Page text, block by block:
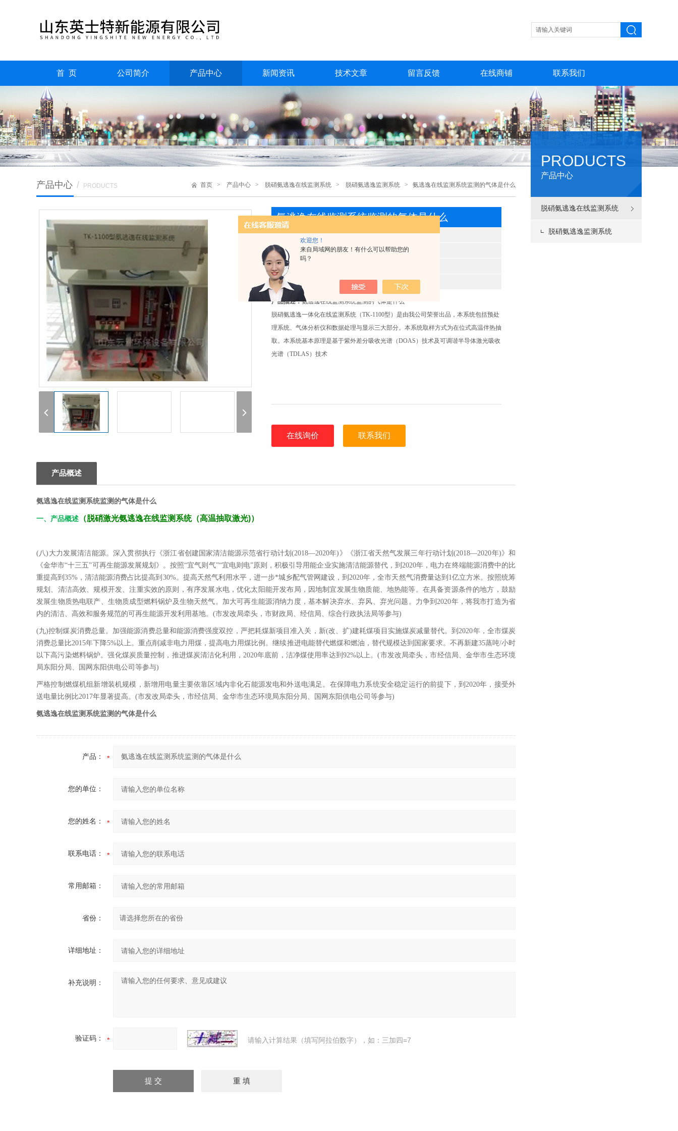
欢迎您！
来自局域网的朋友！有什么可以帮助您的
吗？
首 页 公司简介 产品中心 新闻资讯 技术文章 留言反馈 在线商铺 联系我们
PRODUCTS
产品中心
脱硝氨逃逸在线监测系统
脱硝氨逃逸监测系统
产品中心 / PRODUCTS 首页 > 产品中心 > 脱硝氨逃逸在线监测系统 > 脱硝氨逃逸监测系统 > 氨逃逸在线监测系统监测的气体是什么
氨逃逸在线监测系统监测的气体是什么
型 号
产品时间 2025-06-07
所属分类
8541
产品描述：氨逃逸在线监测系统监测的气体是什么
脱硝氨逃逸一体化在线监测系统（TK-1100型）是由我公司荣誉出品，本系统包括预处
理系统、气体分析仪和数据处理与显示三大部分。本系统取样方式为在位式高温伴热抽
取。本系统基本原理是基于紫外差分吸收光谱（DOAS）技术及可调谐半导体激光吸收
光谱（TDLAS）技术
在线询价 联系我们
产品概述
氨逃逸在线监测系统监测的气体是什么
一、产品概述 （脱硝激光氨逃逸在线监测系统（高温抽取激光)）
(八)大力发展清洁能源。深入贯彻执行《浙江省创建国家清洁能源示范省行动计划(2018—2020年)》《浙江省天然气发展三年行动计划(2018—2020年)》和
《金华市“十三五”可再生能源发展规划》。按照“宜气则气”“宜电则电”原则，积极引导用能企业实施清洁能源替代，到2020年，电力在终端能源消费中的比
重提高到35%，清洁能源消费占比提高到30%。提高天然气利用水平，进一步*城乡配气管网建设，到2020年，全市天然气消费量达到1亿立方米。按照统筹
规划、清洁高效、规模开发、注重实效的原则，有序发展水电，优化太阳能开发布局，因地制宜发展生物质能、地热能等。在具备资源条件的地方，鼓励
发展生物质热电联产、生物质成型燃料锅炉及生物天然气。加大可再生能源消纳力度，基本解决弃水、弃风、弃光问题。力争到2020年，将我市打造为省
内的清洁、高效和服务规范的可再生能源开发利用基地。(市发改局牵头，市财政局、经信局、综合行政执法局等参与)
(九)控制煤炭消费总量。加强能源消费总量和能源消费强度双控，严把耗煤新项目准入关，新(改、扩)建耗煤项目实施煤炭减量替代。到2020年，全市煤炭
消费总量比2015年下降5%以上。重点削减非电力用煤，提高电力用煤比例。继续推进电能替代燃煤和燃油，替代规模达到国家要求。不再新建35蒸吨/小时
以下高污染燃料锅炉。强化煤炭质量控制，推进煤炭清洁化利用，2020年底前，洁净煤使用率达到92%以上。(市发改局牵头，市经信局、金华市生态环境
局东阳分局、国网东阳供电公司等参与)
严格控制燃煤机组新增装机规模，新增用电量主要依靠区域内非化石能源发电和外送电满足。在保障电力系统安全稳定运行的前提下，到2020年，接受外
送电量比例比2017年显著提高。(市发改局牵头，市经信局、金华市生态环境局东阳分局、国网东阳供电公司等参与)
氨逃逸在线监测系统监测的气体是什么
产品：
您的单位：
您的姓名：
联系电话：
常用邮箱：
省份：
详细地址：
补充说明：
验证码： 请输入计算结果（填写阿拉伯数字），如：三加四=7